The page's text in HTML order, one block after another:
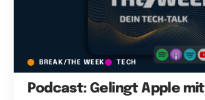
BREAK/THE WEEK TECH
Podcast: Gelingt Apple